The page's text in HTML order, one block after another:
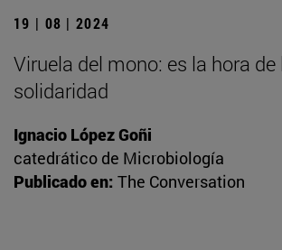
19 | 08 | 2024
Viruela del mono: es la hora de
solidaridad
Ignacio López Goñi
catedrático de Microbiología
Publicado en: The Conversation